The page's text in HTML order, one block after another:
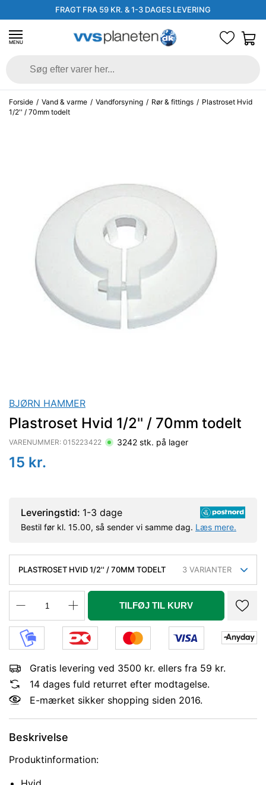
FRAGT FRA 59 KR. & 1-3 DAGES LEVERING
MENU
Forside / Vand & varme / Vandforsyning / Rør & fittings / Plastroset Hvid
1/2'' / 70mm todelt
BJØRN HAMMER
Plastroset Hvid 1/2'' / 70mm todelt
VARENUMMER: 015223422 3242 stk. på lager
15 kr.
Leveringstid: 1-3 dage
Bestil før kl. 15.00, så sender vi samme dag. Læs mere.
PLASTROSET HVID 1/2'' / 70MM TODELT 3 VARIANTER
TILFØJ TIL KURV
Gratis levering ved 3500 kr. ellers fra 59 kr.
14 dages fuld returret efter modtagelse.
E-mærket sikker shopping siden 2016.
Beskrivelse
Produktinformation: